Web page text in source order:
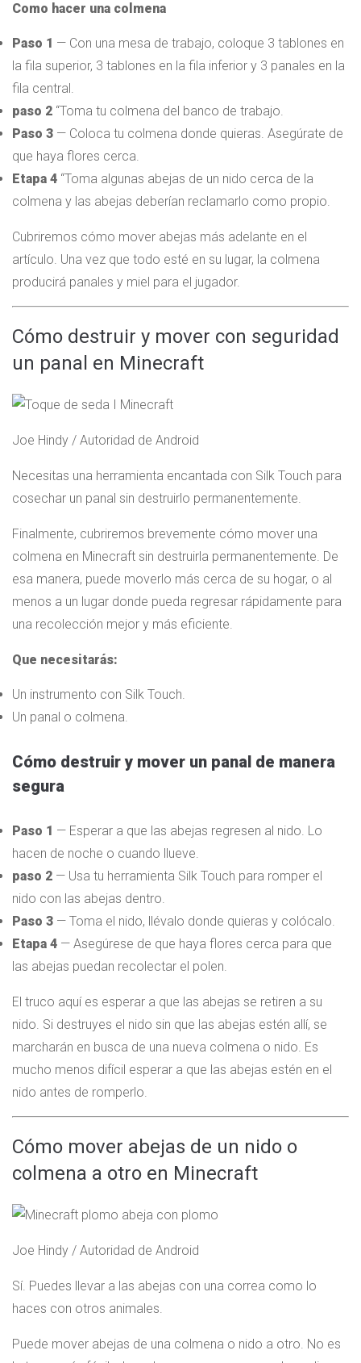
Como hacer una colmena
Paso 1 — Con una mesa de trabajo, coloque 3 tablones en
la fila superior, 3 tablones en la fila inferior y 3 panales en la
fila central.
paso 2 “Toma tu colmena del banco de trabajo.
Paso 3 — Coloca tu colmena donde quieras. Asegúrate de
que haya flores cerca.
Etapa 4 “Toma algunas abejas de un nido cerca de la
colmena y las abejas deberían reclamarlo como propio.
Cubriremos cómo mover abejas más adelante en el
artículo. Una vez que todo esté en su lugar, la colmena
producirá panales y miel para el jugador.
Cómo destruir y mover con seguridad
un panal en Minecraft
Joe Hindy / Autoridad de Android
Necesitas una herramienta encantada con Silk Touch para
cosechar un panal sin destruirlo permanentemente.
Finalmente, cubriremos brevemente cómo mover una
colmena en Minecraft sin destruirla permanentemente. De
esa manera, puede moverlo más cerca de su hogar, o al
menos a un lugar donde pueda regresar rápidamente para
una recolección mejor y más eficiente.
Que necesitarás:
Un instrumento con Silk Touch.
Un panal o colmena.
Cómo destruir y mover un panal de manera
segura
Paso 1 — Esperar a que las abejas regresen al nido. Lo
hacen de noche o cuando llueve.
paso 2 — Usa tu herramienta Silk Touch para romper el
nido con las abejas dentro.
Paso 3 — Toma el nido, llévalo donde quieras y colócalo.
Etapa 4 — Asegúrese de que haya flores cerca para que
las abejas puedan recolectar el polen.
El truco aquí es esperar a que las abejas se retiren a su
nido. Si destruyes el nido sin que las abejas estén allí, se
marcharán en busca de una nueva colmena o nido. Es
mucho menos difícil esperar a que las abejas estén en el
nido antes de romperlo.
Cómo mover abejas de un nido o
colmena a otro en Minecraft
Joe Hindy / Autoridad de Android
Sí. Puedes llevar a las abejas con una correa como lo
haces con otros animales.
Puede mover abejas de una colmena o nido a otro. No es